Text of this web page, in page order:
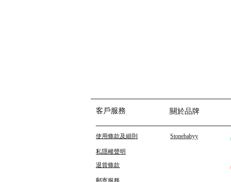
客戶服務 關於品牌
使用條款及細則 Stonebabyy
私隱權聲明
退貨條款